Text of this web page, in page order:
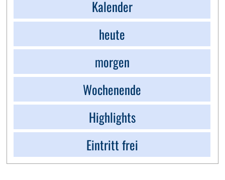
Kalender
heute
morgen
Wochenende
Highlights
Eintritt frei